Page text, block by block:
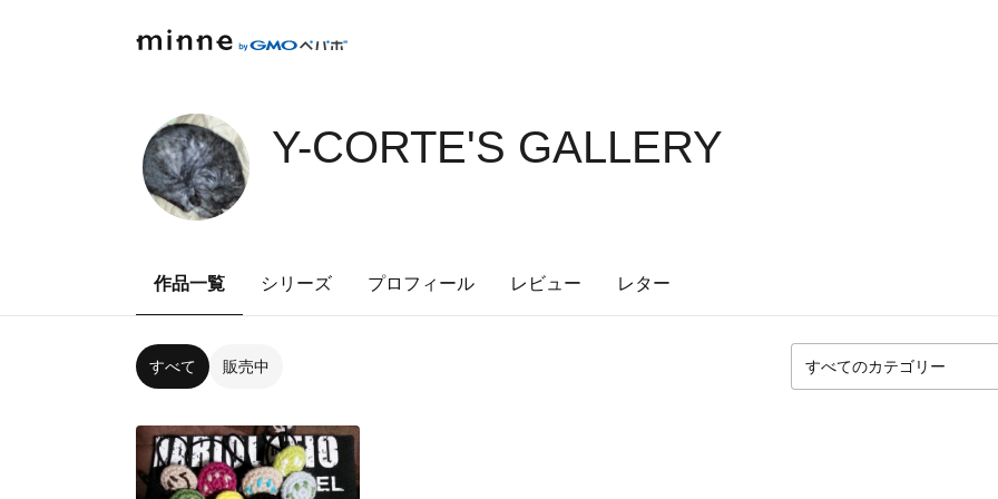
Y-CORTE'S GALLERY
作品一覧 シリーズ プロフィール レビュー レター
すべて 販売中